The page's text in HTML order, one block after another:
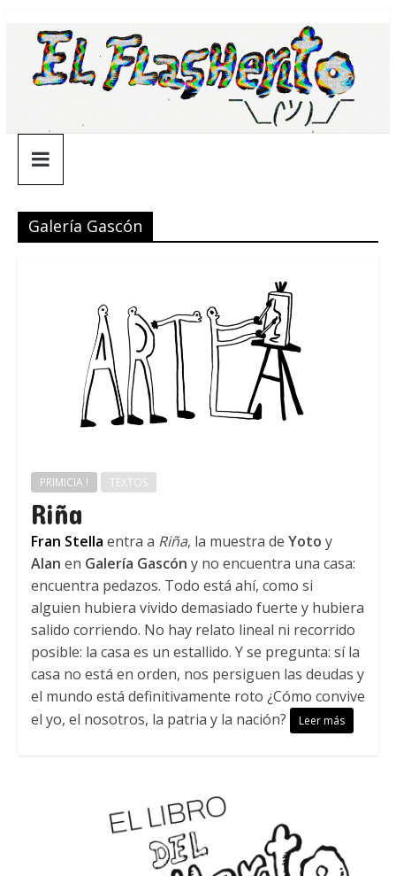
contenido
¯\_(ツ)_/
¯
Galería Gascón
PRIMICIA ! TEXTOS
Riña
Fran Stella entra a Riña, la muestra de Yoto y
Alan en Galería Gascón y no encuentra una casa:
encuentra pedazos. Todo está ahí, como si
alguien hubiera vivido demasiado fuerte y hubiera
salido corriendo. No hay relato lineal ni recorrido
posible: la casa es un estallido. Y se pregunta: sí la
casa no está en orden, nos persiguen las deudas y
el mundo está definitivamente roto ¿Cómo convive
el yo, el nosotros, la patria y la nación?
Leer más